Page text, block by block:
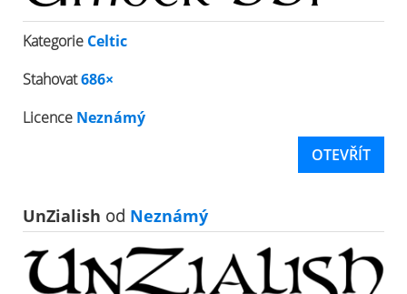
Kategorie Celtic
Stahovat686×
Licence Neznámý
OTEVŘÍT
UnZialish od Neznámý